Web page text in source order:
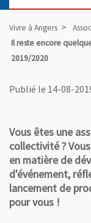
Vivre à Angers
Il reste encore
2019/2020
Publié le 14-08-
Vous êtes une
collectivité ?
en matière de
d'événement,
lancement de
pour vous !